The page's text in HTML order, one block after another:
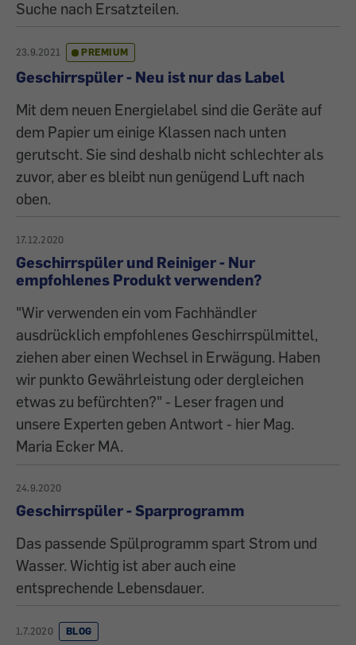
Suche nach Ersatzteilen.
23.9.2021 PREMIUM
Geschirrspüler - Neu ist nur das Label
Mit dem neuen Energielabel sind die Geräte auf
dem Papier um einige Klassen nach unten
gerutscht. Sie sind deshalb nicht schlechter als
zuvor, aber es bleibt nun genügend Luft nach
oben.
17.12.2020
Geschirrspüler und Reiniger - Nur
empfohlenes Produkt verwenden?
"Wir verwenden ein vom Fachhändler
ausdrücklich empfohlenes Geschirrspülmittel,
ziehen aber einen Wechsel in Erwägung. Haben
wir punkto Gewährleistung oder dergleichen
etwas zu befürchten?" - Leser fragen und
unsere Experten geben Antwort - hier Mag.
Maria Ecker MA.
24.9.2020
Geschirrspüler - Sparprogramm
Das passende Spülprogramm spart Strom und
Wasser. Wichtig ist aber auch eine
entsprechende Lebensdauer.
1.7.2020 BLOG